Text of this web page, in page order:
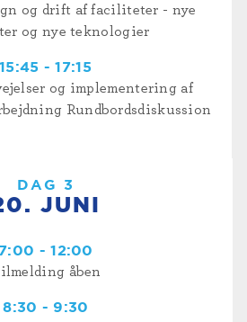
og drift af faciliteter - nye
og nye teknologier
15:45 - 17:15
og implementering af
Rundbordsdiskussion
DAG 3
JUNI
7:00 - 12:00
åben
8:30 - 9:30